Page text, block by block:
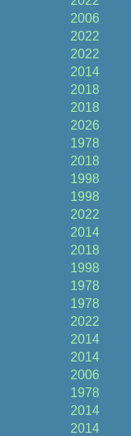
2006
2022
2022
2014
2018
2018
2026
1978
2018
1998
1998
2022
2014
2018
1998
1978
1978
2022
2014
2014
2006
1978
2014
2014